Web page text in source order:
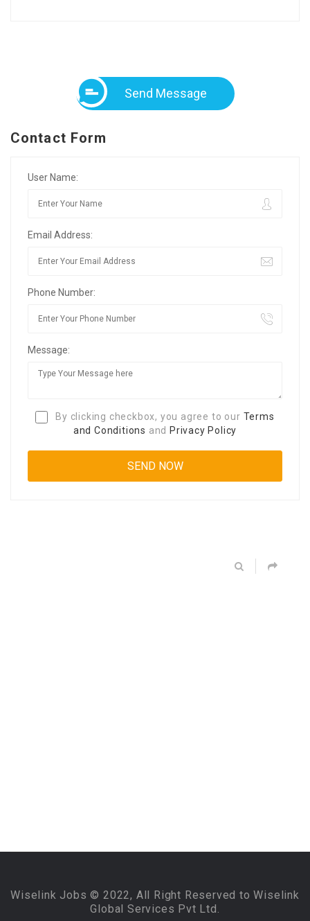
Send Message
Contact Form
User Name:
Email Address:
Phone Number:
Message:
By clicking checkbox, you agree to our Terms
and Conditions and Privacy Policy
Wiselink Jobs © 2022, All Right Reserved to Wiselink
Global Services Pvt Ltd.